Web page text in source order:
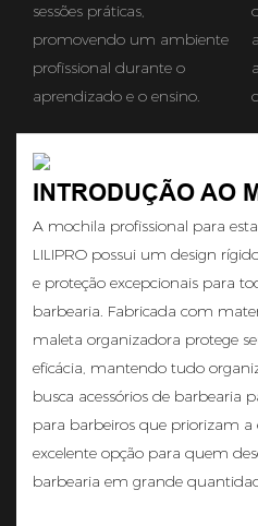
sessões práticas,
promovendo um ambiente
profissional durante o
aprendizado e o ensino.
INTRODUÇÃO AO
A mochila profissional para
LILIPRO possui um design
e proteção excepcionais para
barbearia. Fabricada com
maleta organizadora protege
eficácia, mantendo tudo
busca acessórios de barbearia
para barbeiros que priorizam
excelente opção para quem
barbearia em grande